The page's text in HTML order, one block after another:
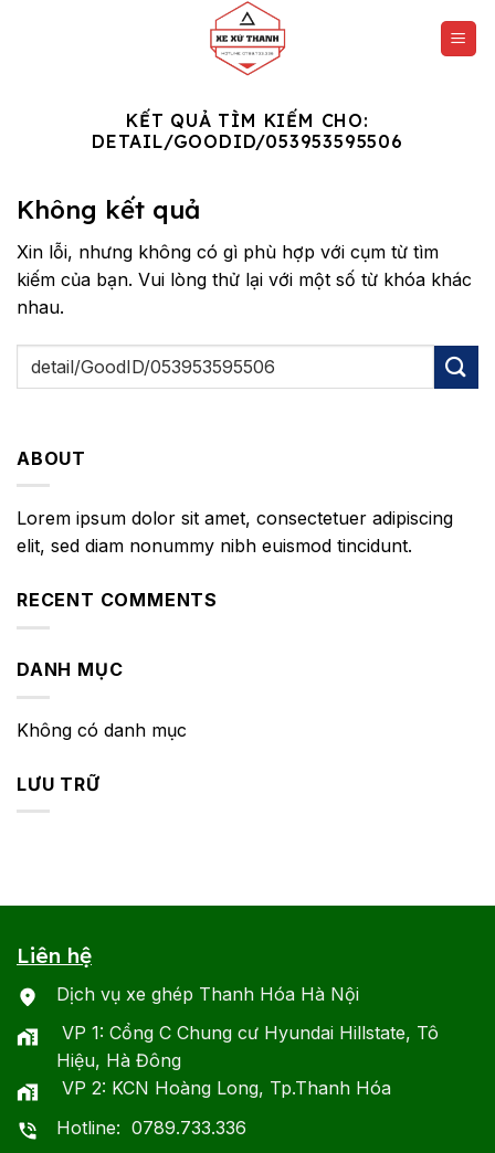
KẾT QUẢ TÌM KIẾM CHO:
DETAIL/GOODID/053953595506
Không kết quả
Xin lỗi, nhưng không có gì phù hợp với cụm từ tìm
kiếm của bạn. Vui lòng thử lại với một số từ khóa khác
nhau.
ABOUT
Lorem ipsum dolor sit amet, consectetuer adipiscing
elit, sed diam nonummy nibh euismod tincidunt.
RECENT COMMENTS
DANH MỤC
Không có danh mục
LƯU TRỮ
Liên hệ
Dịch vụ xe ghép Thanh Hóa Hà Nội
VP 1: Cổng C Chung cư Hyundai Hillstate, Tô
Hiệu, Hà Đông
VP 2: KCN Hoàng Long, Tp.Thanh Hóa
Hotline: 0789.733.336